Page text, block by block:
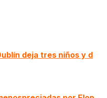
deja tres niños y d